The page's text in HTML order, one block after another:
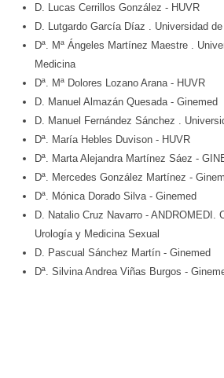
D. Lucas Cerrillos González - HUVR
D. Lutgardo García Díaz
. Universidad
Dª. Mª Ángeles Martínez Maestre
.
Medicina
Dª. Mª Dolores Lozano Arana - HUVR
D. Manuel Almazán Quesada - Ginemed
D. Manuel Fernández Sánchez
.
Dª. María Hebles Duvison - HUVR
Dª. Marta Alejandra Martínez Sáez -
Dª. Mercedes González Martínez -
Dª. Mónica Dorado Silva - Ginemed
D. Natalio Cruz Navarro - ANDROMEDI.
Urología y Medicina Sexual
D. Pascual Sánchez Martín - Ginemed
Dª. Silvina Andrea Viñas Burgos -